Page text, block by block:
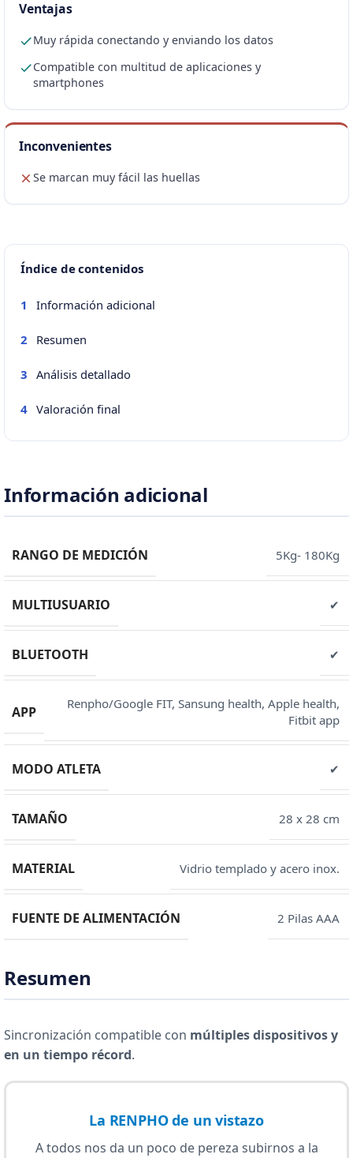
Ventajas
Muy rápida conectando y enviando los datos
Compatible con multitud de aplicaciones y
smartphones
Inconvenientes
Se marcan muy fácil las huellas
Índice de contenidos
1 Información adicional
2 Resumen
3 Análisis detallado
4 Valoración final
Información adicional
RANGO DE MEDICIÓN 5Kg- 180Kg
MULTIUSUARIO ✔
BLUETOOTH ✔
APP
Renpho/Google FIT, Sansung health, Apple health,
Fitbit app
MODO ATLETA ✔
TAMAÑO 28 x 28 cm
MATERIAL Vidrio templado y acero inox.
FUENTE DE ALIMENTACIÓN 2 Pilas AAA
Resumen
Sincronización compatible con múltiples dispositivos y
en un tiempo récord.
La RENPHO de un vistazo
A todos nos da un poco de pereza subirnos a la